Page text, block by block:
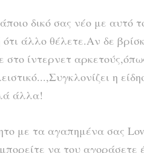
δικό σας νέο με αυτό
άλλο θέλετε.Αν δε
στο ίντερνετ
η
άλλα!
με τα αγαπημένα σας
να του αγοράσετε